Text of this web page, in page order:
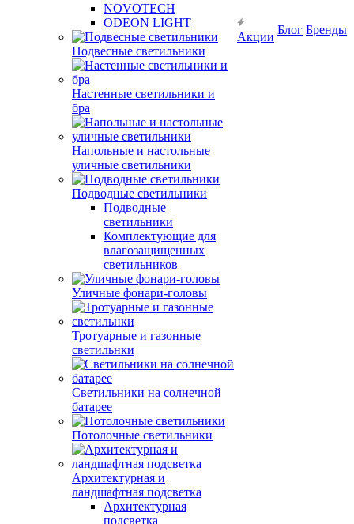
NOVOTECH
ODEON LIGHT
Подвесные светильники
Настенные светильники и
бра
Напольные и настольные
уличные светильники
Подводные светильники
Подводные
светильники
Комплектующие для
влагозащищенных
светильников
Уличные фонари-головы
Тротуарные и газонные
светильнки
Светильники на солнечной
батарее
Потолочные светильники
Архитектурная и
ландшафтная подсветка
Архитектурная
подсветка
Акции
Блог Бренды